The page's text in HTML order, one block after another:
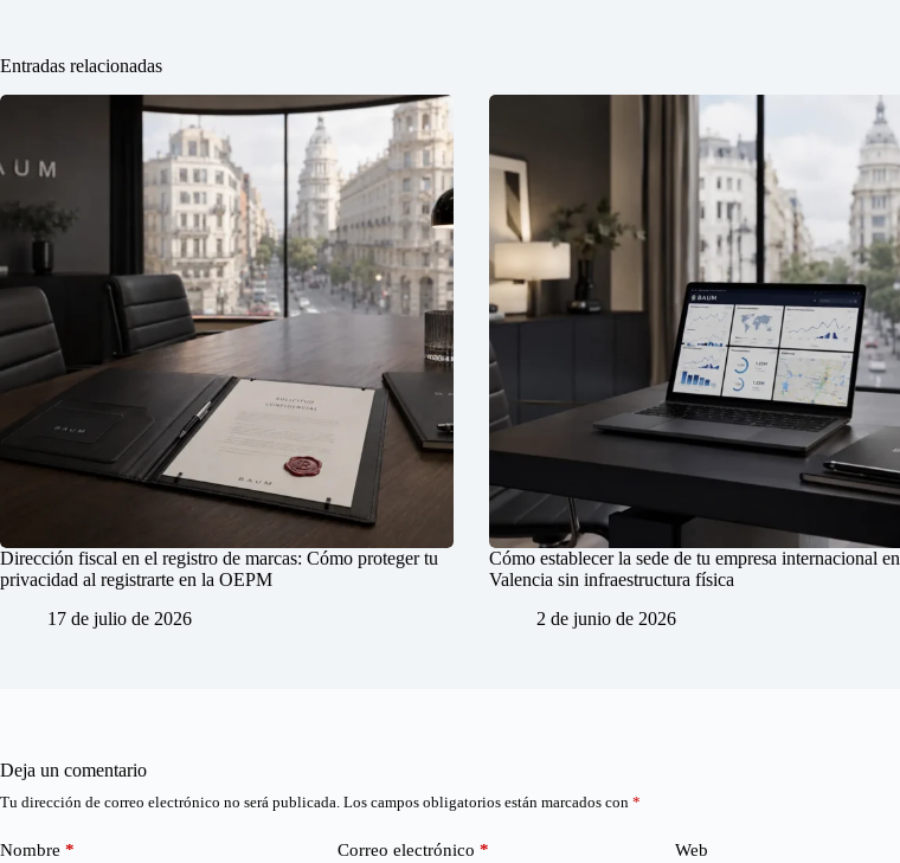
Entradas relacionadas
Dirección fiscal en el registro de marcas: Cómo proteger tu
privacidad al registrarte en la OEPM
17 de julio de 2026
Cómo establecer la sede de tu empresa internacional en
Valencia sin infraestructura física
2 de junio de 2026
Deja un comentario
Tu dirección de correo electrónico no será publicada. Los campos obligatorios están marcados con *
Nombre * Correo electrónico * Web